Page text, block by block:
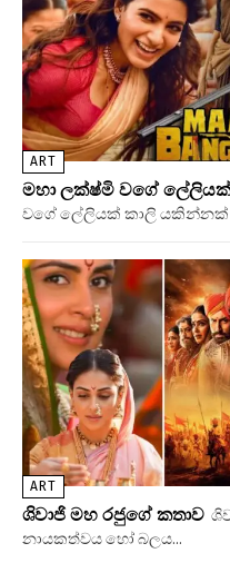
ART
මහා ලක්ෂ්මි වගේ
වගේ ලේලියක් කාලි යකින්නක්
ART
ශිවාජි මහ රජුගේ කතාව
නායකත්වය හෝ බලය...